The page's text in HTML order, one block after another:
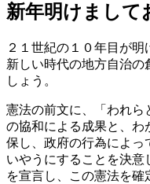
新年明けまして
２１世紀の１０年目が明
新しい時代の地方自治の
しょう。
憲法の前文に、「われら
の協和による成果と、わ
保し、政府の行為によっ
いやうにすることを決意
を宣言し、この憲法を確